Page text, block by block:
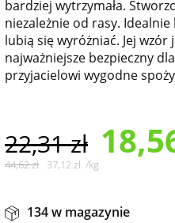
bardziej wytrzymała.
niezależnie od rasy.
lubią się wyróżniać. Jej
najważniejsze bezpieczny
przyjacielowi wygodne
22,31zł
44,62zł 37,12zł /kg
134 w magazynie